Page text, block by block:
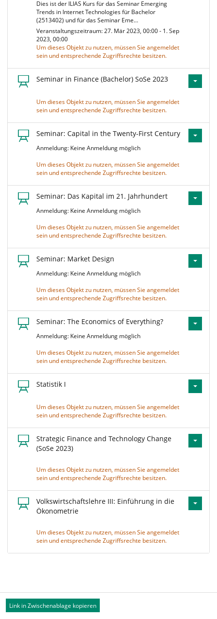
Dies ist der ILIAS Kurs für das Seminar Emerging
Trends in Internet Technologies für Bachelor
(2513402) und für das Seminar Eme…
Veranstaltungszeitraum: 27. Mär 2023, 00:00 - 1. Sep
2023, 00:00
Um dieses Objekt zu nutzen, müssen Sie angemeldet
sein und entsprechende Zugriffsrechte besitzen.
Seminar in Finance (Bachelor) SoSe 2023
Um dieses Objekt zu nutzen, müssen Sie angemeldet
sein und entsprechende Zugriffsrechte besitzen.
Seminar: Capital in the Twenty-First Century
Anmeldung: Keine Anmeldung möglich
Um dieses Objekt zu nutzen, müssen Sie angemeldet
sein und entsprechende Zugriffsrechte besitzen.
Seminar: Das Kapital im 21. Jahrhundert
Anmeldung: Keine Anmeldung möglich
Um dieses Objekt zu nutzen, müssen Sie angemeldet
sein und entsprechende Zugriffsrechte besitzen.
Seminar: Market Design
Anmeldung: Keine Anmeldung möglich
Um dieses Objekt zu nutzen, müssen Sie angemeldet
sein und entsprechende Zugriffsrechte besitzen.
Seminar: The Economics of Everything?
Anmeldung: Keine Anmeldung möglich
Um dieses Objekt zu nutzen, müssen Sie angemeldet
sein und entsprechende Zugriffsrechte besitzen.
Statistik I
Um dieses Objekt zu nutzen, müssen Sie angemeldet
sein und entsprechende Zugriffsrechte besitzen.
Strategic Finance and Technology Change
(SoSe 2023)
Um dieses Objekt zu nutzen, müssen Sie angemeldet
sein und entsprechende Zugriffsrechte besitzen.
Volkswirtschaftslehre III: Einführung in die
Ökonometrie
Um dieses Objekt zu nutzen, müssen Sie angemeldet
sein und entsprechende Zugriffsrechte besitzen.
Link in Zwischenablage kopieren